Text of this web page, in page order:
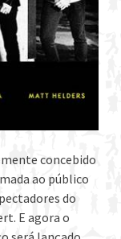
concebido
ao público
do
E agora o